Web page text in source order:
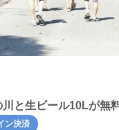
と生ビール10Lが無
ン決済